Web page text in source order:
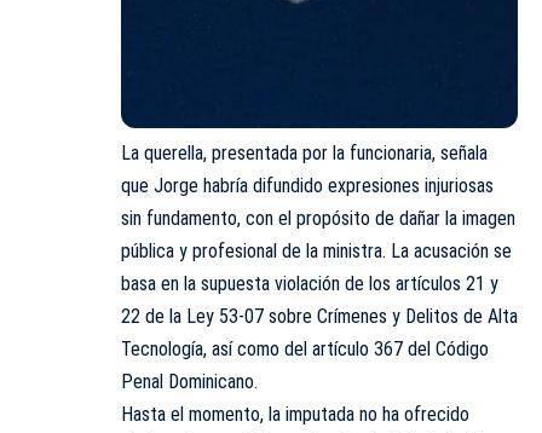
La querella, presentada por la funcionaria, señala
que Jorge habría difundido expresiones injuriosas
sin fundamento, con el propósito de dañar la imagen
pública y profesional de la ministra. La acusación se
basa en la supuesta violación de los artículos 21 y
22 de la Ley 53-07 sobre Crímenes y Delitos de Alta
Tecnología, así como del artículo 367 del Código
Penal Dominicano.
Hasta el momento, la imputada no ha ofrecido